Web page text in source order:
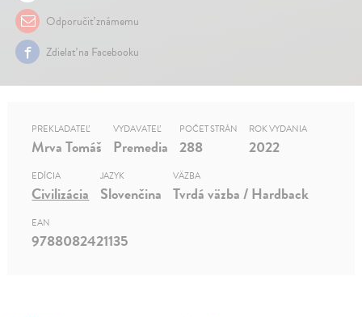
Odporučiť známemu
Zdielať na Facebooku
PREKLADATEĽ
Mrva Tomáš
VYDAVATEĽ
Premedia
POČET STRÁN
288
ROK VYDANIA
2022
EDÍCIA
Civilizácia
JAZYK
Slovenčina
VÄZBA
Tvrdá väzba / Hardback
EAN
9788082421135